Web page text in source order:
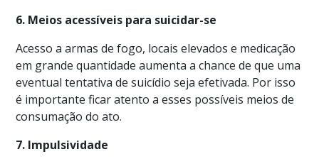
6. Meios acessíveis para suicidar-se
Acesso a armas de fogo, locais elevados e medicação
em grande quantidade aumenta a chance de que uma
eventual tentativa de suicídio seja efetivada. Por isso
é importante ficar atento a esses possíveis meios de
consumação do ato.
7. Impulsividade